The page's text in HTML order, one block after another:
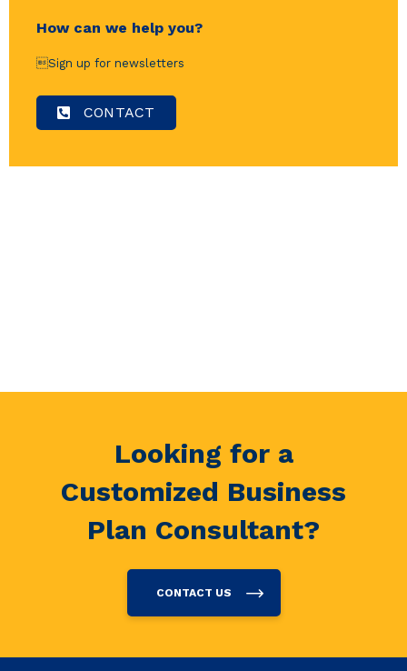
How can we help you?
Sign up for newsletters
CONTACT
Looking for a
Customized Business
Plan Consultant?
CONTACT US